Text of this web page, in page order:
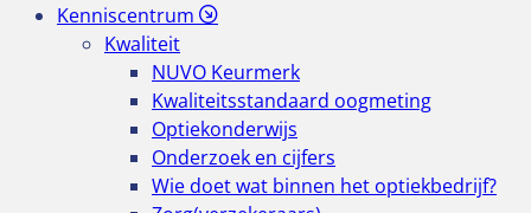
Kenniscentrum
Kwaliteit
NUVO Keurmerk
Kwaliteitsstandaard oogmeting
Optiekonderwijs
Onderzoek en cijfers
Wie doet wat binnen het optiekbedrijf?